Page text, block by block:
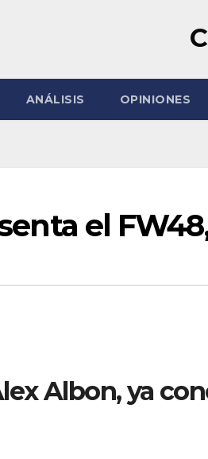
ANÁLISIS OPINIONES
el
Albon, ya